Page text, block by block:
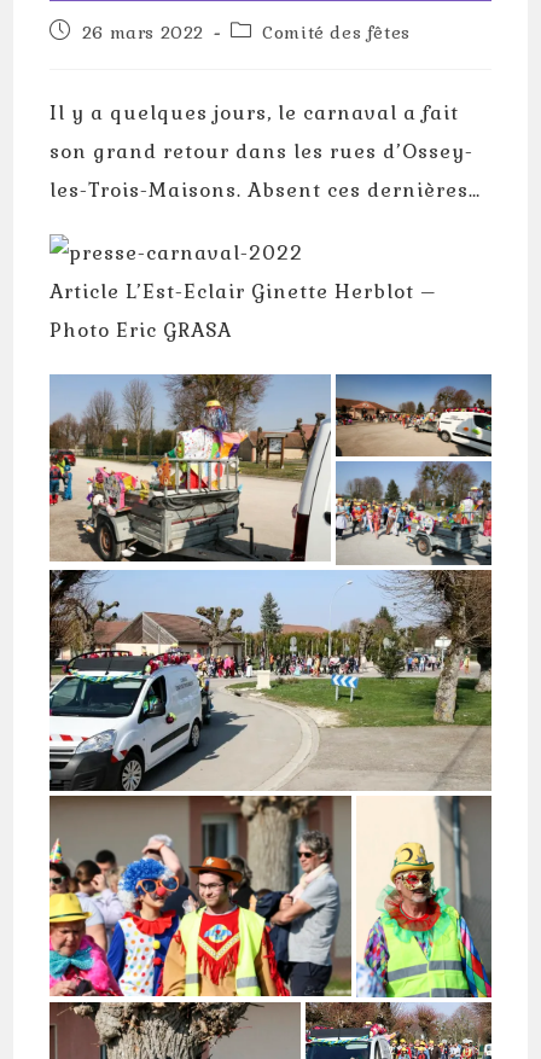
Publication
26 mars 2022
PostComité des fêtes
Il y a quelques jours, le carnaval a fait
son grand retour dans les rues d’Ossey-
les-Trois-Maisons. Absent ces dernières…
Article L’Est-Eclair Ginette Herblot –
Photo Eric GRASA